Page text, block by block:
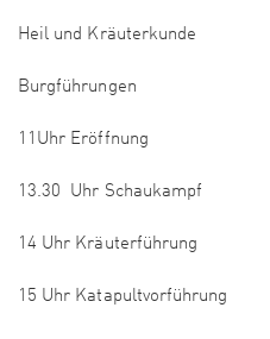
Heil und Kräuterkunde
Burgführungen
11Uhr Eröffnung
13.30 Uhr Schaukampf
14 Uhr Kräuterführung
15 Uhr Katapultvorführung